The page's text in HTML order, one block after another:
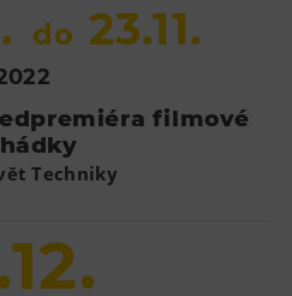
do 23.11.
filmové
Techniky